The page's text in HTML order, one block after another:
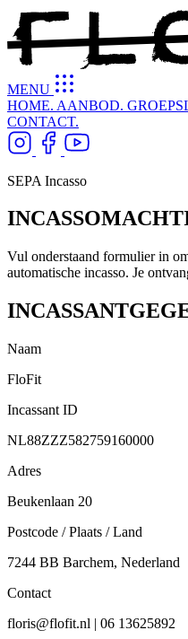
MENU
HOME. AANBOD.
CONTACT.
SEPA Incasso
Vul onderstaand formulier in
automatische incasso. Je
Naam
FloFit
Incassant ID
NL88ZZZ582759160000
Adres
Beukenlaan 20
Postcode / Plaats / Land
7244 BB Barchem, Nederland
Contact
floris@flofit.nl | 06 13625892